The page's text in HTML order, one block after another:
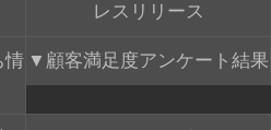
レスリリース
情
顧客満足度アンケート結果